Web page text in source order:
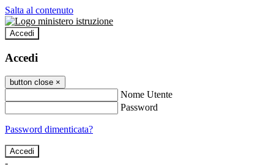
Salta al contenuto
Accedi
Accedi
button close ×
Nome Utente
Password
Password dimenticata?
-